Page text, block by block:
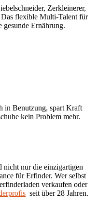
Zerkleinerer,
flexible Multi-Talent für
Ernährung.
in Benutzung, spart Kraft
kein Problem mehr.
nicht nur die einzigartigen
für Erfinder. Wer selbst
verkaufen oder
seit über 28 Jahren.